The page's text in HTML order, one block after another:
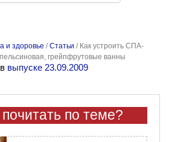
и здоровье /Статьи / Как устроить СПА-
грейпфрутовые ванны
выпуске 23.09.2009
по теме?